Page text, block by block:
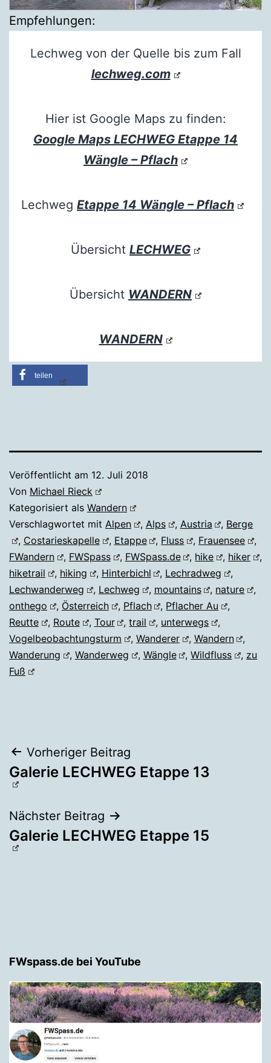
Empfehlungen:
Lechweg von der Quelle bis zum Fall
lechweg.com
Hier ist Google Maps zu finden:
Google Maps LECHWEG Etappe 14
Wängle – Pflach
Lechweg Etappe 14 Wängle – Pflach
Übersicht LECHWEG
Übersicht WANDERN
WANDERN
teilen
Veröffentlicht am 12. Juli 2018
Von Michael Rieck
Kategorisiert als Wandern
Verschlagwortet mit Alpen , Alps , Austria , Berge
, Costarieskapelle , Etappe , Fluss , Frauensee
,
FWandern
, FWSpass , FWSpass.de , hike , hiker
,
hiketrail
, hiking , Hinterbichl , Lechradweg
,
Lechwanderweg
, Lechweg , mountains , nature
,
onthego
, Österreich , Pflach , Pflacher Au
,
Reutte
, Route , Tour ,trail , unterwegs
,
Vogelbeobachtungsturm
, Wanderer , Wandern
,
Wanderung
, Wanderweg , Wängle ,Wildfluss , zu
Fuß
Beitragsnavigation
Vorheriger Beitrag
Galerie LECHWEG Etappe 13
Nächster Beitrag
Galerie LECHWEG Etappe 15
FWspass.de bei YouTube